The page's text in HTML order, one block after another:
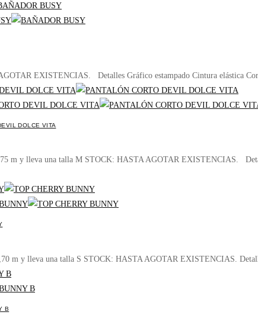
EXISTENCIAS. Detalles Gráfico estampado Cintura elástica
DOLCE VITA
m y lleva una talla M STOCK: HASTA AGOTAR EXISTENCIAS.
m y lleva una talla S STOCK: HASTA AGOTAR EXISTENCIAS.
B